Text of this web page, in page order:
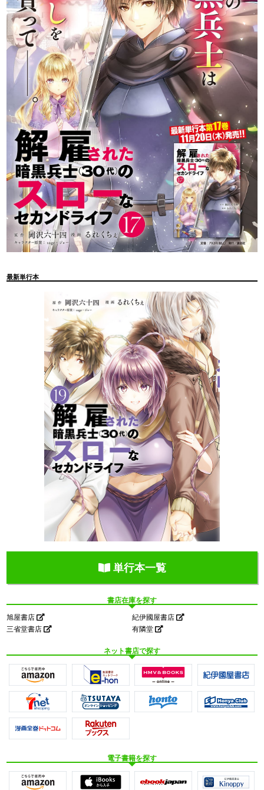
最新単行本
単行本一覧
書店在庫を探す
旭屋書店
紀伊國屋書店
三省堂書店
有隣堂
ネット書店で探す
電子書籍を探す